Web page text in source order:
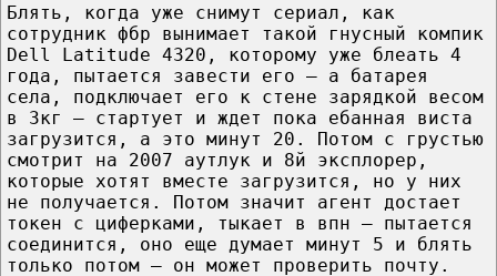
Блять, когда уже снимут сериал, как
сотрудник фбр вынимает такой гнусный компик
Dell Latitude 4320, которому уже блеать 4
года, пытается завести его — а батарея
села, подключает его к стене зарядкой весом
в 3кг — стартует и ждет пока ебанная виста
загрузится, а это минут 20. Потом с грустью
смотрит на 2007 аутлук и 8й эксплорер,
которые хотят вместе загрузится, но у них
не получается. Потом значит агент достает
токен с циферками, тыкает в впн — пытается
соединится, оно еще думает минут 5 и блять
только потом — он может проверить почту.